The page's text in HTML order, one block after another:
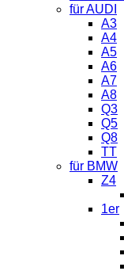
für AUDI
A3
A4
A5
A6
A7
A8
Q3
Q5
Q8
TT
für BMW
Z4
1er